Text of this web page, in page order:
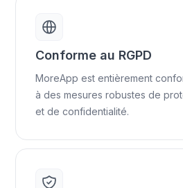
Conforme au RGPD
MoreApp est entièrement
à des mesures robustes de
et de confidentialité.